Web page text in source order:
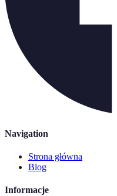
Navigation
Strona główna
Blog
Informacje